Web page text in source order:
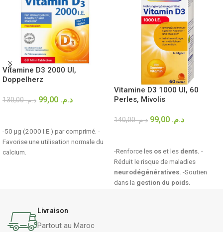
Vitamine D3 2000 UI,
Doppelherz
د.م.130,00 د.م.
-50 µg (2000 I.E.) par comprimé. -
Favorise une utilisation normale du
calcium.
Vitamine D3 1000 UI, 60
Perles, Mivolis
د.م.140,00 د.م.
-Renforce les oset les dents. -
Réduit le risque de maladies
neurodégénératives. -Soutien
dans la gestion du poids.
Livraison
Partout au Maroc